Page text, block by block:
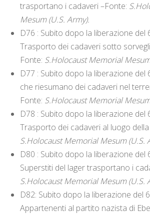
trasportano i cadaveri –Fonte:
Mesum (U.S. Army).
D76 : Subito dopo la liberazione del
Trasporto dei cadaveri sotto
Fonte: S.Holocaust Memorial
D77 : Subito dopo la liberazione del
che riesumano dei cadaveri nel
Fonte: S.Holocaust Memorial
D78 : Subito dopo la liberazione del
Trasporto dei cadaveri al luogo
S.Holocaust Memorial Mesum (U.S.
D80 : Subito dopo la liberazione del
Superstiti del lager trasportano i
S.Holocaust Memorial Mesum (U.S.
D82: Subito dopo la liberazione del
Appartenenti al partito nazista di